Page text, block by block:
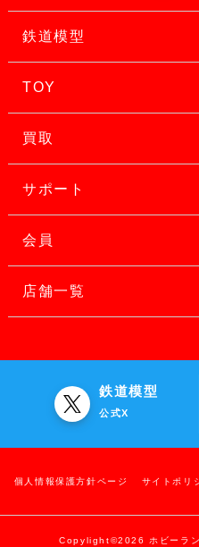
鉄道模型
TOY
買取
サポート
会員
店舗一覧
鉄道模型
公式X
個人情報保護方針ページ サイトポリ
Copylight©2026 ホビーラ